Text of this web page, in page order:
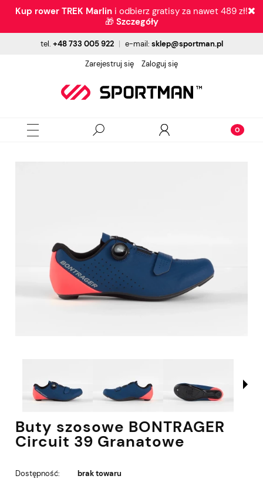
Kup rower TREK Marlin i odbierz gratisy za nawet 489 zł!
🎁 Szczegóły
tel. +48 733 005 922 | e-mail: sklep@sportman.pl
Zarejestruj się
Zaloguj się
Buty szosowe BONTRAGER
Circuit 39 Granatowe
Dostępność: brak towaru